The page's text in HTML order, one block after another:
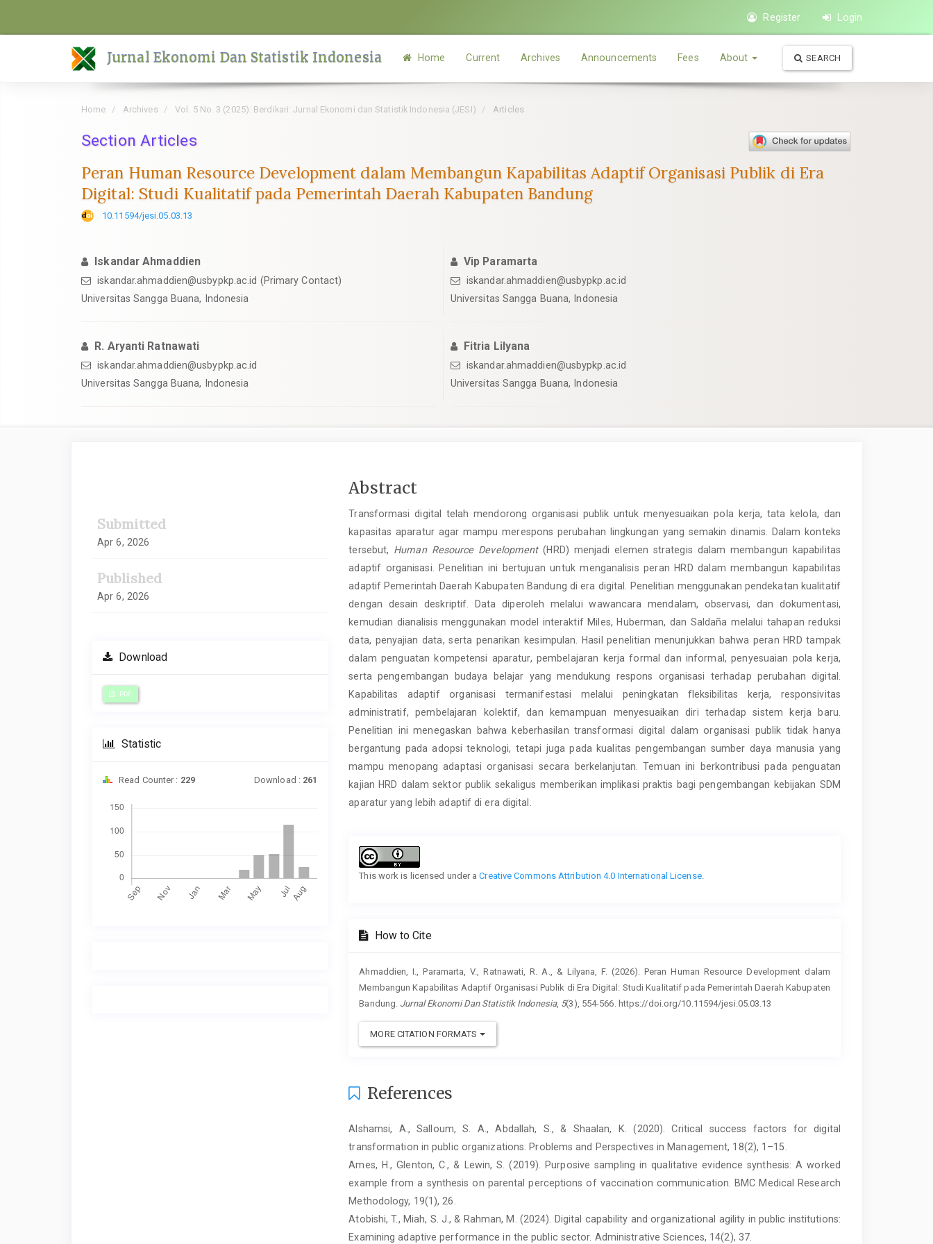
Register Login
Jurnal Ekonomi Dan Statistik Indonesia Home Current Archives Announcements Fees About SEARCH
Home Archives Vol. 5 No. 3 (2025): Berdikari: Jurnal Ekonomi dan Statistik Indonesia (JESI) Articles
Section Articles
Peran Human Resource Development dalam Membangun Kapabilitas Adaptif Organisasi Publik di Era
Digital: Studi Kualitatif pada Pemerintah Daerah Kabupaten Bandung
10.11594/jesi.05.03.13
Iskandar Ahmaddien
iskandar.ahmaddien@usbypkp.ac.id (Primary Contact)
Universitas Sangga Buana, Indonesia
Vip Paramarta
iskandar.ahmaddien@usbypkp.ac.id
Universitas Sangga Buana, Indonesia
R. Aryanti Ratnawati
iskandar.ahmaddien@usbypkp.ac.id
Universitas Sangga Buana, Indonesia
Fitria Lilyana
iskandar.ahmaddien@usbypkp.ac.id
Universitas Sangga Buana, Indonesia
Submitted
Apr 6, 2026
Published
Apr 6, 2026
Download
PDF
Statistic
Read Counter : 229 Download : 261
Main
Article
Content
Abstract
Transformasi digital telah mendorong organisasi publik untuk menyesuaikan pola kerja, tata kelola, dan
kapasitas aparatur agar mampu merespons perubahan lingkungan yang semakin dinamis. Dalam konteks
tersebut, Human Resource Development(HRD) menjadi elemen strategis dalam membangun kapabilitas
adaptif organisasi. Penelitian ini bertujuan untuk menganalisis peran HRD dalam membangun kapabilitas
adaptif Pemerintah Daerah Kabupaten Bandung di era digital. Penelitian menggunakan pendekatan kualitatif
dengan desain deskriptif. Data diperoleh melalui wawancara mendalam, observasi, dan dokumentasi,
kemudian dianalisis menggunakan model interaktif Miles, Huberman, dan Saldaña melalui tahapan reduksi
data, penyajian data, serta penarikan kesimpulan. Hasil penelitian menunjukkan bahwa peran HRD tampak
dalam penguatan kompetensi aparatur, pembelajaran kerja formal dan informal, penyesuaian pola kerja,
serta pengembangan budaya belajar yang mendukung respons organisasi terhadap perubahan digital.
Kapabilitas adaptif organisasi termanifestasi melalui peningkatan fleksibilitas kerja, responsivitas
administratif, pembelajaran kolektif, dan kemampuan menyesuaikan diri terhadap sistem kerja baru.
Penelitian ini menegaskan bahwa keberhasilan transformasi digital dalam organisasi publik tidak hanya
bergantung pada adopsi teknologi, tetapi juga pada kualitas pengembangan sumber daya manusia yang
mampu menopang adaptasi organisasi secara berkelanjutan. Temuan ini berkontribusi pada penguatan
kajian HRD dalam sektor publik sekaligus memberikan implikasi praktis bagi pengembangan kebijakan SDM
aparatur yang lebih adaptif di era digital.
Article
Details
This work is licensed under aCreative Commons Attribution 4.0 International License.
How to Cite
Ahmaddien, I., Paramarta, V., Ratnawati, R. A., & Lilyana, F. (2026). Peran Human Resource Development dalam
Membangun Kapabilitas Adaptif Organisasi Publik di Era Digital: Studi Kualitatif pada Pemerintah Daerah Kabupaten
Bandung. Jurnal Ekonomi Dan Statistik Indonesia, 5(3), 554-566. https://doi.org/10.11594/jesi.05.03.13
MORE CITATION FORMATS
References
Alshamsi, A., Salloum, S. A., Abdallah, S., & Shaalan, K. (2020). Critical success factors for digital
transformation in public organizations. Problems and Perspectives in Management, 18(2), 1–15.
Ames, H., Glenton, C., & Lewin, S. (2019). Purposive sampling in qualitative evidence synthesis: A worked
example from a synthesis on parental perceptions of vaccination communication. BMC Medical Research
Methodology, 19(1), 26.
Atobishi, T., Miah, S. J., & Rahman, M. (2024). Digital capability and organizational agility in public institutions:
Examining adaptive performance in the public sector. Administrative Sciences, 14(2), 37.